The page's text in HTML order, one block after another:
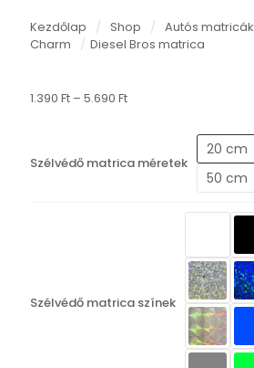
Kezdőlap / Shop / Autós matricák
Charm
/ Diesel Bros matrica
1.390 Ft – 5.690 FtÁrtartomány:
Szélvédő matrica méretek
20 cm
50 cm
Szélvédő matrica színek